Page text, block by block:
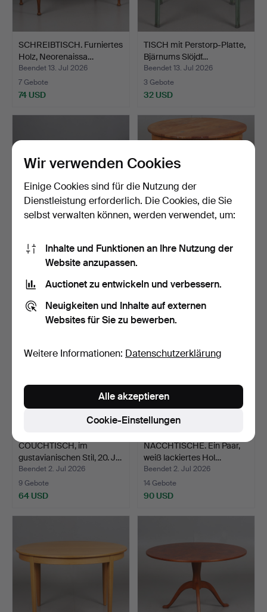
SCHREIBTISCH. Furniertes
Holz, Neorenaissa…
Beendet 13. Jul 2026
7 Gebote
74 USD
TISCH mit Perstorp-Platte,
Bjärnums Slöjdf…
Beendet 13. Jul 2026
3 Gebote
32 USD
SOFATISCH, Maserbirke,
zweite Hälfte des 2…
Beendet 12. Jul 2026
2 Gebote
TISCH, Holz, erste Hälfte
des 20. Jahrhund…
4 Gebote
COUCHTISCH, im
gustavianischen Stil, 20. J…
Beendet 2. Jul 2026
9 Gebote
64 USD
NACCHTISCHE. Ein Paar,
weiß lackiertes Hol…
Beendet 2. Jul 2026
14 Gebote
90 USD
Wir verwenden Cookies
Einige Cookies sind für die Nutzung der
Dienstleistung erforderlich. Die Cookies, die Sie
selbst verwalten können, werden verwendet, um:
Inhalte und Funktionen an Ihre Nutzung der
Website anzupassen.
Auctionet zu entwickeln und verbessern.
Neuigkeiten und Inhalte auf externen
Websites für Sie zu bewerben.
Weitere Informationen: Datenschutzerklärung
Cookie-Einstellungen
Alle akzeptieren